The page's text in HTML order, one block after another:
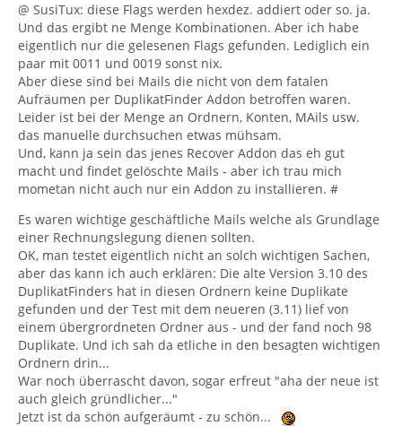
@ SusiTux: diese Flags werden hexdez. addiert oder so. ja.
Und das ergibt ne Menge Kombinationen. Aber ich habe
eigentlich nur die gelesenen Flags gefunden. Lediglich ein
paar mit 0011 und 0019 sonst nix.
Aber diese sind bei Mails die nicht von dem fatalen
Aufräumen per DuplikatFinder Addon betroffen waren.
Leider ist bei der Menge an Ordnern, Konten, MAils usw.
das manuelle durchsuchen etwas mühsam.
Und, kann ja sein das jenes Recover Addon das eh gut
macht und findet gelöschte Mails - aber ich trau mich
mometan nicht auch nur ein Addon zu installieren. #
Es waren wichtige geschäftliche Mails welche als Grundlage
einer Rechnungslegung dienen sollten.
OK, man testet eigentlich nicht an solch wichtigen Sachen,
aber das kann ich auch erklären: Die alte Version 3.10 des
DuplikatFinders hat in diesen Ordnern keine Duplikate
gefunden und der Test mit dem neueren (3.11) lief von
einem übergrordneten Ordner aus - und der fand noch 98
Duplikate. Und ich sah da etliche in den besagten wichtigen
Ordnern drin...
War noch überrascht davon, sogar erfreut "aha der neue ist
auch gleich gründlicher..."
Jetzt ist da schön aufgeräumt - zu schön...